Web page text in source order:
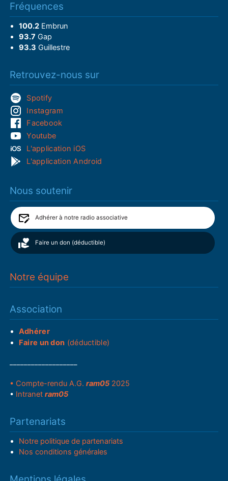
Fréquences
100.2Embrun
93.7 Gap
93.3 Guillestre
Retrouvez-nous sur
Spotify
Instagram
Facebook
Youtube
L'application iOS
L'application Android
Nous soutenir
Adhérer à notre radio associative
Faire un don (déductible)
Notre équipe
Association
Adhérer
Faire un don (déductible)
• Compte-rendu A.G.ram05 2025
• Intranetram05
Partenariats
Notre politique de partenariats
Nos conditions générales